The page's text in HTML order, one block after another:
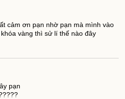
cảm ơn pạn nhờ pạn mà mình vào
vàng thì sử lí thế nào đây
pạn